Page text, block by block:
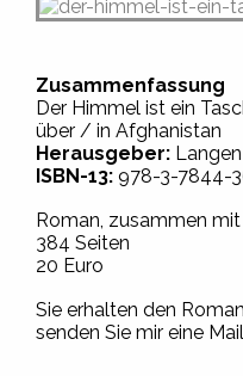
Zusammenfassung
Der Himmel ist ein
über / in Afghanistan
Herausgeber:
ISBN-13: 978-3-7844-
Roman, zusammen
384 Seiten
20 Euro
Sie erhalten den
senden Sie mir eine